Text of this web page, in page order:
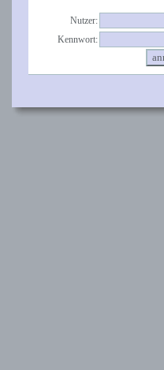
Nutzer:
Kennwort: